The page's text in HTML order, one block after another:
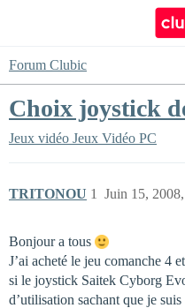
Forum Clubic
Choix joystick
Jeux vidéo Jeux Vidéo PC
TRITONOU Juin 15,
1
Bonjour a tous
J’ai acheté le jeu comanche 4
si le joystick Saitek Cyborg
d’utilisation sachant que je